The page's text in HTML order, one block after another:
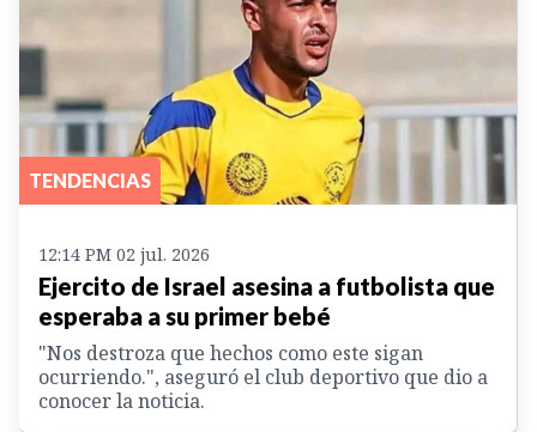
TENDENCIAS
12:14 PM 02 jul. 2026
Ejercito de Israel asesina a futbolista que
esperaba a su primer bebé
"Nos destroza que hechos como este sigan
ocurriendo.", aseguró el club deportivo que dio a
conocer la noticia.